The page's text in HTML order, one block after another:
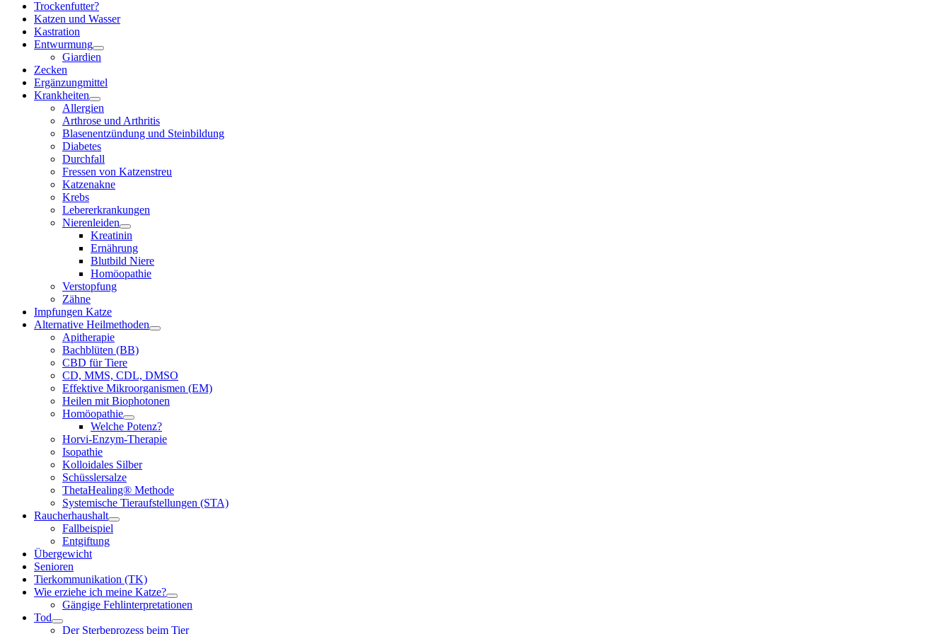
Trockenfutter?
Katzen und Wasser
Kastration
Entwurmung
Giardien
Zecken
Ergänzungmittel
Krankheiten
Allergien
Arthrose und Arthritis
Blasenentzündung und Steinbildung
Diabetes
Durchfall
Fressen von Katzenstreu
Katzenakne
Krebs
Lebererkrankungen
Nierenleiden
Kreatinin
Ernährung
Blutbild Niere
Homöopathie
Verstopfung
Zähne
Impfungen Katze
Alternative Heilmethoden
Apitherapie
Bachblüten (BB)
CBD für Tiere
CD, MMS, CDL, DMSO
Effektive Mikroorganismen (EM)
Heilen mit Biophotonen
Homöopathie
Welche Potenz?
Horvi-Enzym-Therapie
Isopathie
Kolloidales Silber
Schüsslersalze
ThetaHealing® Methode
Systemische Tieraufstellungen (STA)
Raucherhaushalt
Fallbeispiel
Entgiftung
Übergewicht
Senioren
Tierkommunikation (TK)
Wie erziehe ich meine Katze?
Gängige Fehlinterpretationen
Tod
Der Sterbeprozess beim Tier